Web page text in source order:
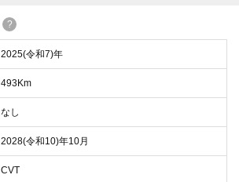
?
2025(令和7)年
493Km
なし
2028(令和10)年10月
CVT